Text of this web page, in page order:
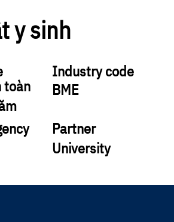
Partner
University
y sinh
BME
toàn
Industry code